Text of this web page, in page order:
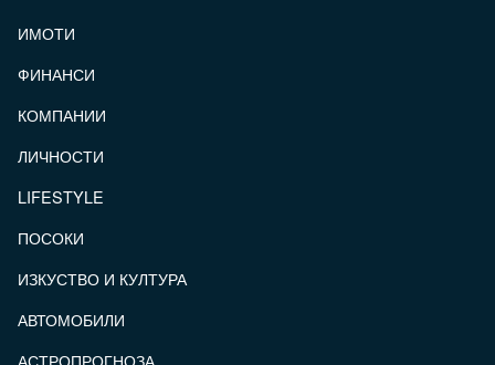
ИМОТИ
ФИНАНСИ
КОМПАНИИ
ЛИЧНОСТИ
LIFESTYLE
ПОСОКИ
ИЗКУСТВО И КУЛТУРА
АВТОМОБИЛИ
АСТРОПРОГНОЗА